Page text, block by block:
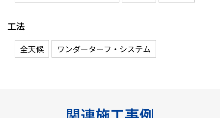
工法
全天候 ワンダーターフ・システム